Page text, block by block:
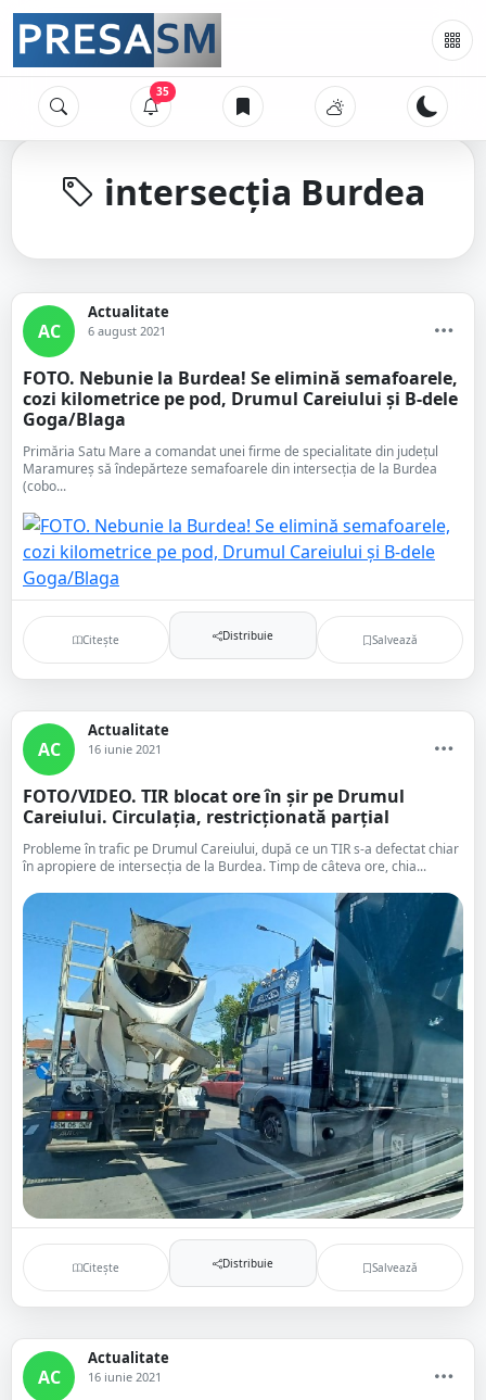
35
intersecția Burdea
AC
Actualitate
6 august 2021
FOTO. Nebunie la Burdea! Se elimină semafoarele,
cozi kilometrice pe pod, Drumul Careiului și B-dele
Goga/Blaga
Primăria Satu Mare a comandat unei firme de specialitate din județul
Maramureș să îndepărteze semafoarele din intersecția de la Burdea
(cobo...
Citește Distribuie Salvează
AC
Actualitate
16 iunie 2021
FOTO/VIDEO. TIR blocat ore în șir pe Drumul
Careiului. Circulația, restricționată parțial
Probleme în trafic pe Drumul Careiului, după ce un TIR s-a defectat chiar
în apropiere de intersecția de la Burdea. Timp de câteva ore, chia...
Citește Distribuie Salvează
AC
Actualitate
16 iunie 2021